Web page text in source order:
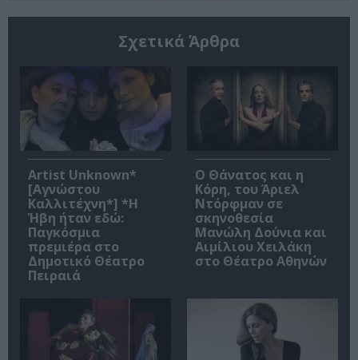
Σχετικά Άρθρα
Artist Unknown*
[Αγνώστου
Καλλιτέχνη*] *Η
Ήβη ήταν εδώ:
Παγκόσμια
πρεμιέρα στο
Δημοτικό Θέατρο
Πειραιά
Ο Θάνατος και η
Κόρη, του Άριελ
Ντόρφμαν σε
σκηνοθεσία
Μανώλη Δούνια και
Αιμίλιου Χειλάκη
στο Θέατρο Αθηνών